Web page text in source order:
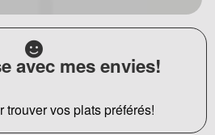
avec mes envies!
trouver vos plats préférés!